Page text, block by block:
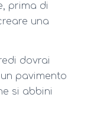
prima di
una
dovrai
pavimento
si abbini